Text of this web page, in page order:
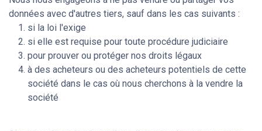
données avec d'autres tiers, sauf dans les cas suivants :
si la loi l'exige
si elle est requise pour toute procédure judiciaire
pour prouver ou protéger nos droits légaux
à des acheteurs ou des acheteurs potentiels de cette
société dans le cas où nous cherchons à la vendre la
société